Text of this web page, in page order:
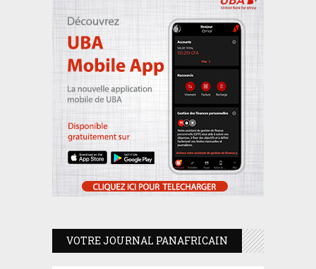
VOTRE JOURNAL PANAFRICAIN